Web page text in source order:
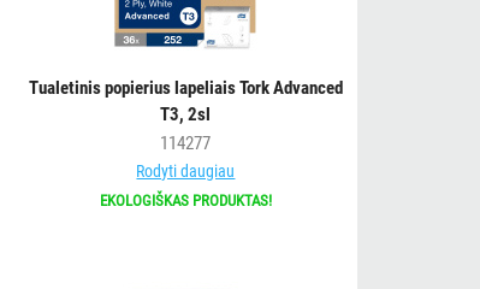
Tualetinis popierius lapeliais Tork Advanced
T3, 2sl
114277
Rodyti daugiau
EKOLOGIŠKAS PRODUKTAS!